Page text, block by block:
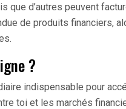
que d’autres peuvent
de produits financiers,
?
indispensable pour
toi et les marchés